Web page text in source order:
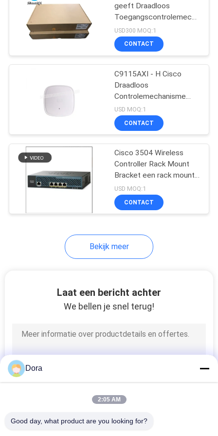
De Schakelaars van
het Huaweinetwerk
De telefoon van
Huawei-OSN
189
geeft Draadloos
AP Resource
Authorization 32 AP
vergunning
USD300 MOQ:1
CONTACT
C9115AXI - H Cisco
Draadloos
Controlemechanisme
Original Ship Fast
USD MOQ:1
CONTACT
Cisco 3504 Wireless
Controller Rack Mount
Bracket een rack mount
bracket voor de Cisco
3504 Wireless Controller
USD MOQ:1
CONTACT
Bekijk meer
Laat een bericht achter
We bellen je snel terug!
Dora
2:05 AM
Good day, what product are you looking for?